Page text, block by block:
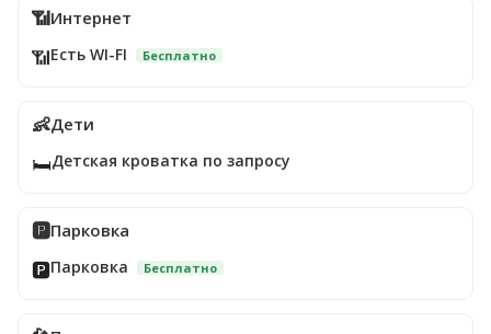
📶Интернет
📶Есть WI-FI Бесплатно
👶Дети
🛏️Детская кроватка по запросу
🅿️Парковка
🅿️Парковка Бесплатно